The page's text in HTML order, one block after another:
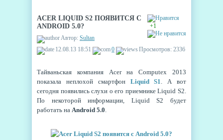
+1
ACER LIQUID S2 ПОЯВИТСЯ С
ANDROID 5.0?
Автор: Sultan
12.08.13 18:51
0 Просмотров: 2336
Тайваньская компания Acer на Computex 2013
показала неплохой смартфон Liquid S1. А вот
сегодня появились слухи о его приемнике Liquid S2.
По некоторой информации, Liquid S2 будет
работать на Android 5.0.